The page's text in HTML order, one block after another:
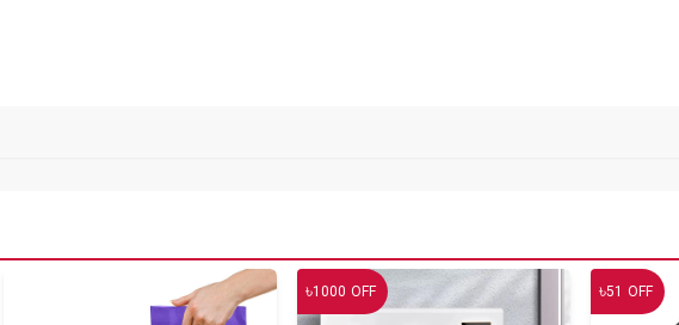
৳1000 OFF ৳51 OFF